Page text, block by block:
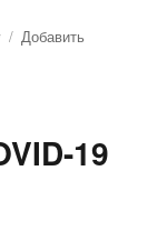
Добавить
19